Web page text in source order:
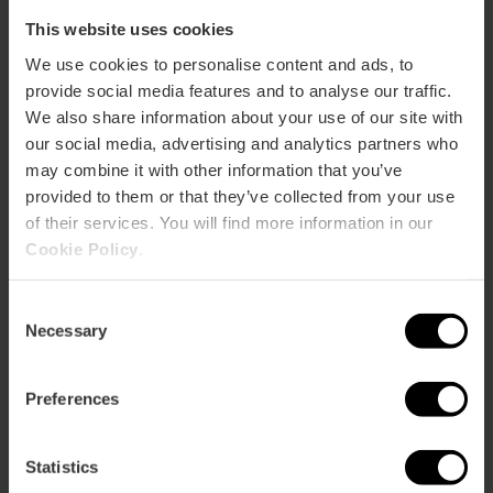
This website uses cookies
We use cookies to personalise content and ads, to
provide social media features and to analyse our traffic.
We also share information about your use of our site with
our social media, advertising and analytics partners who
may combine it with other information that you’ve
provided to them or that they’ve collected from your use
of their services. You will find more information in our
Cookie Policy
Selection
Necessary
Preferences
Statistics
Tour Albufera Bus Turístico
4.3 - 12 opiniones
15% dto València Tourist Card
Duración: 2h
22,00 €